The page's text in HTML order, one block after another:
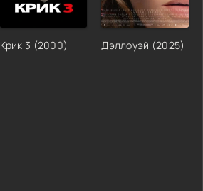
Крик 3 (2000) Дэллоуэй (2025)